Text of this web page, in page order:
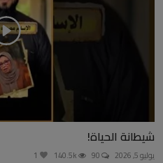
شيطانة الحياة!
يوليو 5, 2026